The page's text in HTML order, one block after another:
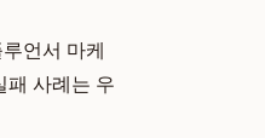
언서 마케
패 사례는 우